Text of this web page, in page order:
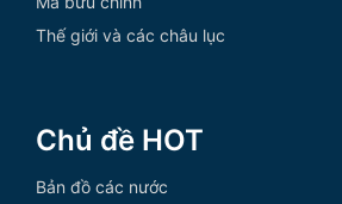
Thế giới và các châu lục
Chủ đề HOT
Bản đồ các nước